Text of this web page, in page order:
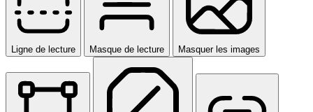
Ligne de lecture Masque de lecture Masquer les images